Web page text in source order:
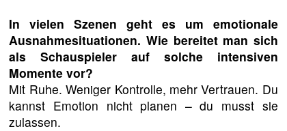
In vielen Szenen geht es um emotionale
Ausnahmesituationen. Wie bereitet man sich
als Schauspieler auf solche intensiven
Momente vor?
Mit Ruhe. Weniger Kontrolle, mehr Vertrauen. Du
kannst Emotion nicht planen – du musst sie
zulassen.